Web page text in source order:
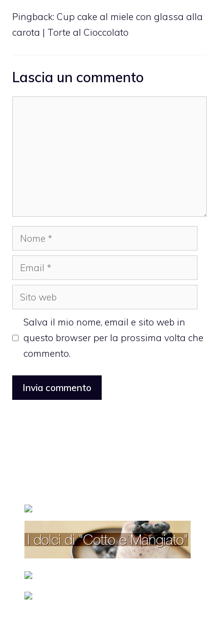
Pingback: Cup cake al miele con glassa alla
carota | Torte al Cioccolato
Lascia un commento
Nome
Email
Sito
web
Salva il mio nome, email e sito web in
questo browser per la prossima volta che
commento.